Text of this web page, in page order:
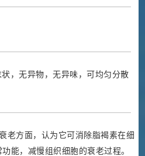
，无异物，无异味，可均匀分散
老方面，认为它可消除脂褐素在细
能，减慢组织细胞的衰老过程。